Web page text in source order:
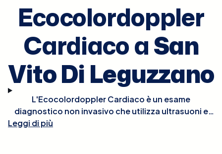
Ecocolordoppler
Cardiaco aSan
Vito Di Leguzzano
L'Ecocolordoppler Cardiaco è un esame
diagnostico non invasivo che utilizza ultrasuoni e
tecnologia Doppler per visualizzare in tempo reale le
Leggi di più